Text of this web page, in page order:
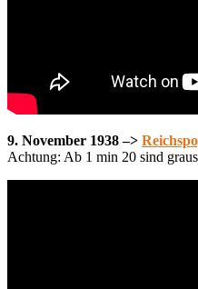
9. November 1938 –>
Achtung: Ab 1 min 20 sind